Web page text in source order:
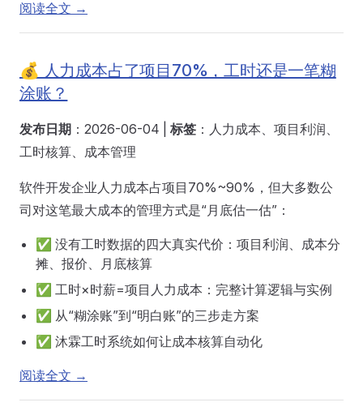
阅读全文 →
💰 人力成本占了项目70%，工时还是一笔糊
涂账？
发布日期 ：2026-06-04 | 标签 ：人力成本、项目利润、
工时核算、成本管理
软件开发企业人力成本占项目70%~90%，但大多数公
司对这笔最大成本的管理方式是“月底估一估”：
✅ 没有工时数据的四大真实代价：项目利润、成本分
摊、报价、月底核算
✅ 工时×时薪=项目人力成本：完整计算逻辑与实例
✅ 从“糊涂账”到“明白账”的三步走方案
✅ 沐霖工时系统如何让成本核算自动化
阅读全文 →